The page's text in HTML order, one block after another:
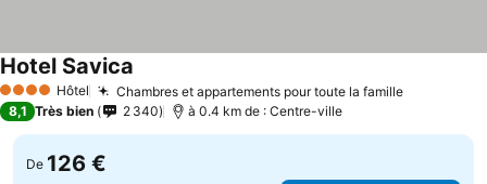
4 Étoiles Hôtel Chambres et appartements pour toute la famille
Hotel Savica
8,1 Très bien 2 340 à 0.4 km de : Centre-ville
De 126 €